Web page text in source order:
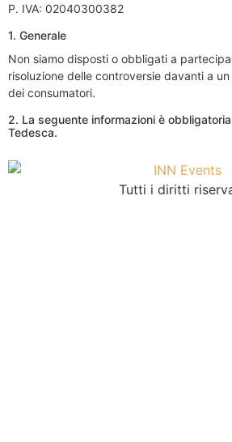
P. IVA: 02040300382
1. Generale
Non siamo disposti o obbligati a
risoluzione delle controversie davanti a
dei consumatori.
2. La seguente informazioni è
Tedesca.
Tutti i diritti